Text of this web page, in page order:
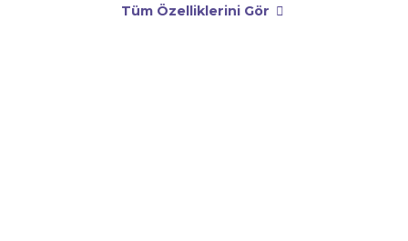
Tüm Özelliklerini Gör